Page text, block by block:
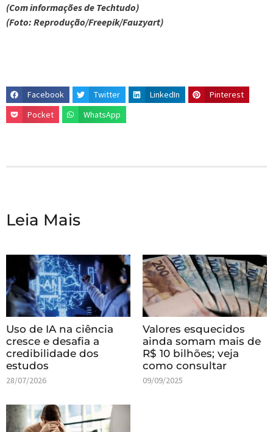
(Com informações de Techtudo)
(Foto: Reprodução/Freepik/Fauzyart)
Facebook Twitter LinkedIn
Pinterest
Pocket
WhatsApp
Leia Mais
Uso de IA na ciência
cresce e desafia a
credibilidade dos
estudos
28/07/2026
Valores esquecidos
ainda somam mais de
R$ 10 bilhões; veja
como consultar
09/09/2025